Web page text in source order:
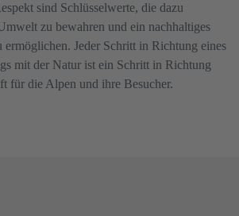
sind Schlüsselwerte, die dazu
zu bewahren und ein nachhaltiges
ermöglichen. Jeder Schritt in Richtung eines
mit der Natur ist ein Schritt in Richtung
für die Alpen und ihre Besucher.